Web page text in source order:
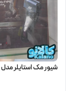
شیور مک استایلر مدل 8210